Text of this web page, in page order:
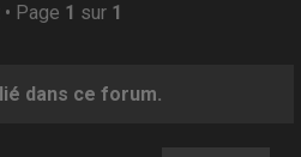
Page 1 sur 1
dans ce forum.